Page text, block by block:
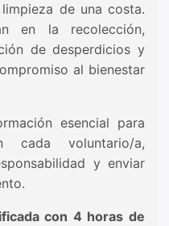
de una costa.
en la recolección,
de desperdicios y
al bienestar
esencial para
cada voluntario/a,
y enviar
con 4 horas de